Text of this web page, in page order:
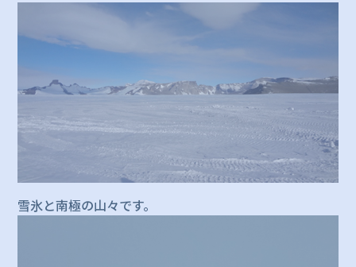
雪氷と南極の山々です。